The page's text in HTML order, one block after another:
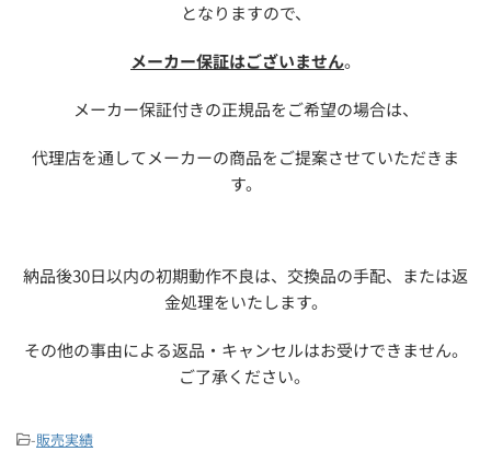
となりますので、
メーカー保証はございません。
メーカー保証付きの正規品をご希望の場合は、
代理店を通してメーカーの商品をご提案させていただきま
す。
納品後30日以内の初期動作不良は、交換品の手配、または返
金処理をいたします。
その他の事由による返品・キャンセルはお受けできません。
ご了承ください。
-販売実績